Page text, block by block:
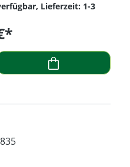
Lieferzeit: 1-3
gewünschten